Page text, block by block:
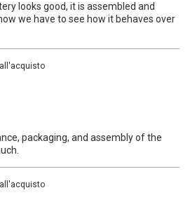
looks good, it is assembled and
we have to see how it behaves over
packaging, and assembly of the